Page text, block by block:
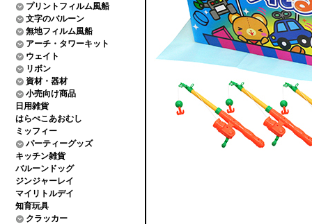
プリントフィルム風船
文字のバルーン
無地フィルム風船
アーチ・タワーキット
ウェイト
リボン
資材・器材
小売向け商品
日用雑貨
はらぺこあおむし
ミッフィー
パーティーグッズ
キッチン雑貨
バルーンドッグ
ジンジャーレイ
マイリトルデイ
知育玩具
クラッカー